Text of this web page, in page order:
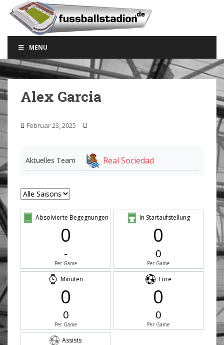
o
m
a
i
o
t
e
n
t
MENU
Alex Garcia
Februar 23, 2025
Aktuelles Team Real Sociedad
Absolvierte Begegnungen
0
-
Per Game
In Startaufstellung
0
0
Per Game
Minuten
0
0
Per Game
Tore
0
0
Per Game
Assists